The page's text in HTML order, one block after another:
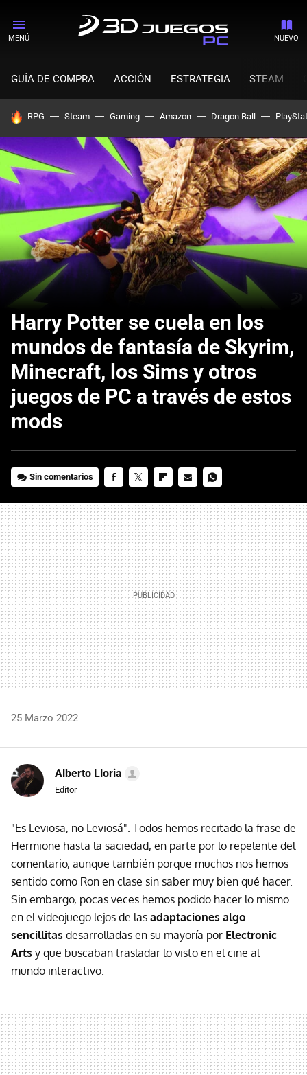
MENÚ NUEVO
GUÍA DE COMPRA ACCIÓN ESTRATEGIA STEAM
HOY SE HABLA DE
RPG Steam Gaming Amazon Dragon Ball
Harry Potter se cuela en los
mundos de fantasía de Skyrim,
Minecraft, los Sims y otros
juegos de PC a través de estos
mods
Sin comentarios
MAIL
25 Marzo 2022
Alberto Lloria
Editor
"Es Leviosa, no Leviosá". Todos hemos recitado la frase de
Hermione hasta la saciedad, en parte por lo repelente del
comentario, aunque también porque muchos nos hemos
sentido como Ron en clase sin saber muy bien qué hacer.
Sin embargo, pocas veces hemos podido hacer lo mismo
en el videojuego lejos de las adaptaciones algo
sencillitas desarrolladas en su mayoría por Electronic
Arts y que buscaban trasladar lo visto en el cine al
mundo interactivo.